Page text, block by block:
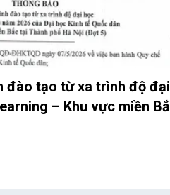
đào tạo từ xa trình độ đại
– Khu vực miền